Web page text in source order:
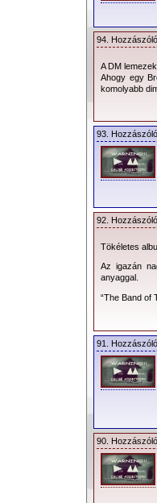
94.
A DM
Ahogy egy
komolyabb
93.
92.
Tökéletes
Az igazán
anyaggal.
“The Band of
91.
90.